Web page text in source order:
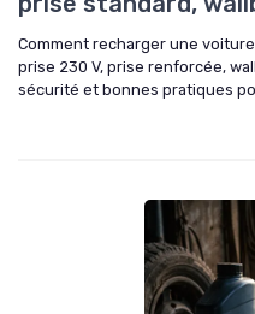
Comment recharger une
prise 230 V, prise renforcée,
sécurité et bonnes pratiques